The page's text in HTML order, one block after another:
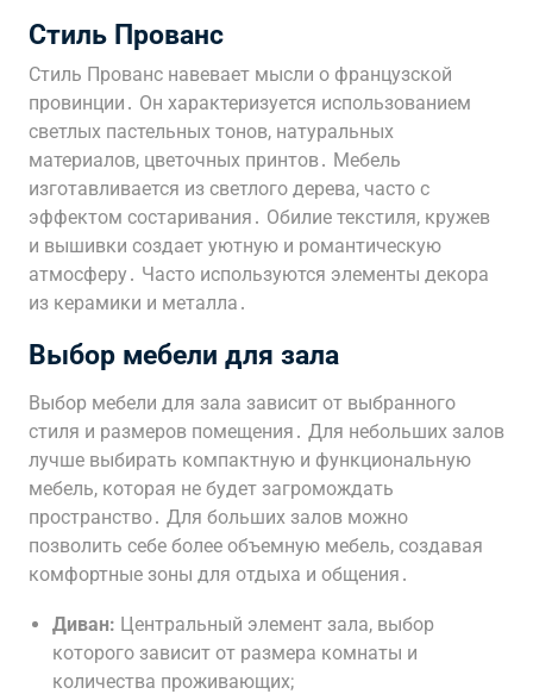
Стиль Прованс
Стиль Прованс навевает мысли о французской
провинции․ Он характеризуется использованием
светлых пастельных тонов, натуральных
материалов, цветочных принтов․ Мебель
изготавливается из светлого дерева, часто с
эффектом состаривания․ Обилие текстиля, кружев
и вышивки создает уютную и романтическую
атмосферу․ Часто используются элементы декора
из керамики и металла․
Выбор мебели для зала
Выбор мебели для зала зависит от выбранного
стиля и размеров помещения․ Для небольших залов
лучше выбирать компактную и функциональную
мебель, которая не будет загромождать
пространство․ Для больших залов можно
позволить себе более объемную мебель, создавая
комфортные зоны для отдыха и общения․
Диван: Центральный элемент зала, выбор
которого зависит от размера комнаты и
количества проживающих;